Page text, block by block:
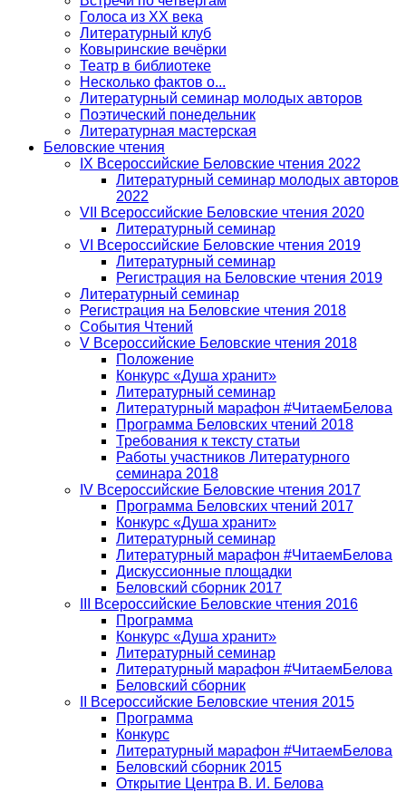
Голоса из ХХ века
Литературный клуб
Ковыринские вечёрки
Театр в библиотеке
Несколько фактов о...
Литературный семинар молодых авторов
Поэтический понедельник
Литературная мастерская
Беловские чтения
IX Всероссийские Беловские чтения 2022
Литературный семинар молодых авторов
2022
VII Всероссийские Беловские чтения 2020
Литературный семинар
VI Всероссийские Беловские чтения 2019
Литературный семинар
Регистрация на Беловские чтения 2019
Литературный семинар
Регистрация на Беловские чтения 2018
События Чтений
V Всероссийские Беловские чтения 2018
Положение
Конкурс «Душа хранит»
Литературный семинар
Литературный марафон #ЧитаемБелова
Программа Беловских чтений 2018
Требования к тексту статьи
Работы участников Литературного
семинара 2018
IV Всероссийские Беловские чтения 2017
Программа Беловских чтений 2017
Конкурс «Душа хранит»
Литературный семинар
Литературный марафон #ЧитаемБелова
Дискуссионные площадки
Беловский сборник 2017
III Всероссийские Беловские чтения 2016
Программа
Конкурс «Душа хранит»
Литературный семинар
Литературный марафон #ЧитаемБелова
Беловский сборник
II Всероссийские Беловские чтения 2015
Программа
Конкурс
Литературный марафон #ЧитаемБелова
Беловский сборник 2015
Открытие Центра В. И. Белова